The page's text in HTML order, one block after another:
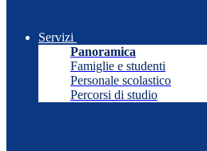
Servizi
Panoramica
Famiglie e studenti
Personale scolastico
Percorsi di studio